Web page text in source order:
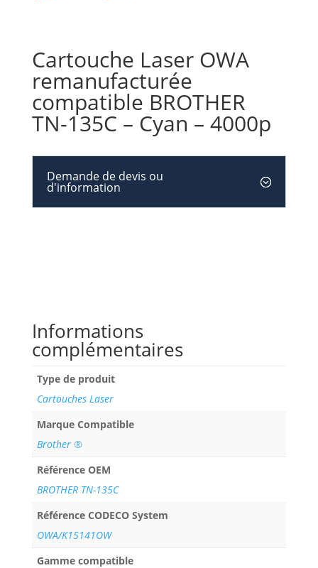
Cartouche Laser OWA
remanufacturée
compatible BROTHER
TN-135C – Cyan – 4000p
Demande de devis ou
d'information
Informations
complémentaires
Type de produit
Cartouches Laser
Marque Compatible
Brother ®
Référence OEM
BROTHER TN-135C
Référence CODECO System
OWA/K15141OW
Gamme compatible